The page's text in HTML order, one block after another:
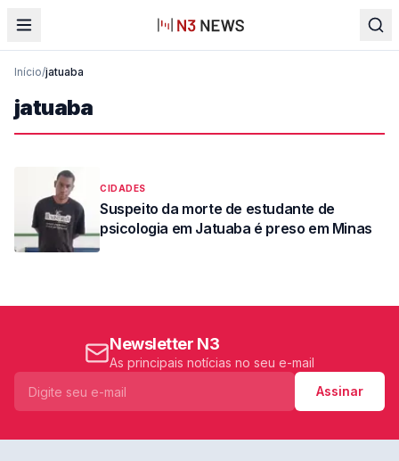
Início/jatuaba
jatuaba
CIDADES
Suspeito da morte de estudante de
psicologia em Jatuaba é preso em Minas
Newsletter N3
As principais notícias no seu e-mail
Assinar